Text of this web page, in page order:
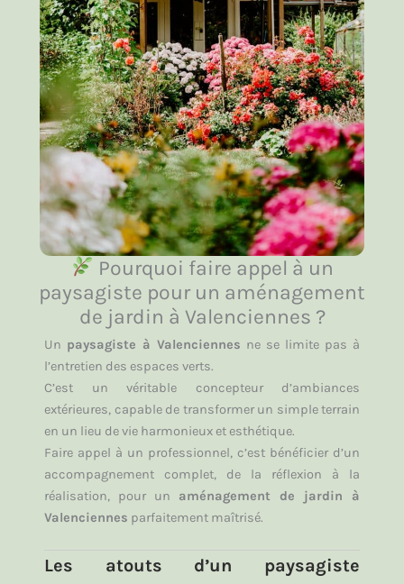
Pourquoi faire appel à un
paysagiste pour un aménagement
de jardin à Valenciennes ?
Un paysagiste à Valenciennes ne se limite pas à
l’entretien des espaces verts.
C’est un véritable concepteur d’ambiances
extérieures, capable de transformer un simple terrain
en un lieu de vie harmonieux et esthétique.
Faire appel à un professionnel, c’est bénéficier d’un
accompagnement complet, de la réflexion à la
réalisation, pour un aménagement de jardin à
Valenciennes parfaitement maîtrisé.
Les atouts d’un paysagiste